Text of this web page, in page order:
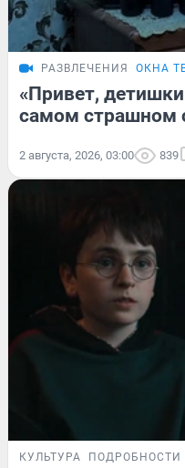
РАЗВЛЕЧЕНИЯ ОКНА
«Привет,
самом страшном
2 августа, 2026, 03:00 839
КУЛЬТУРА ПОДРОБНОСТИ